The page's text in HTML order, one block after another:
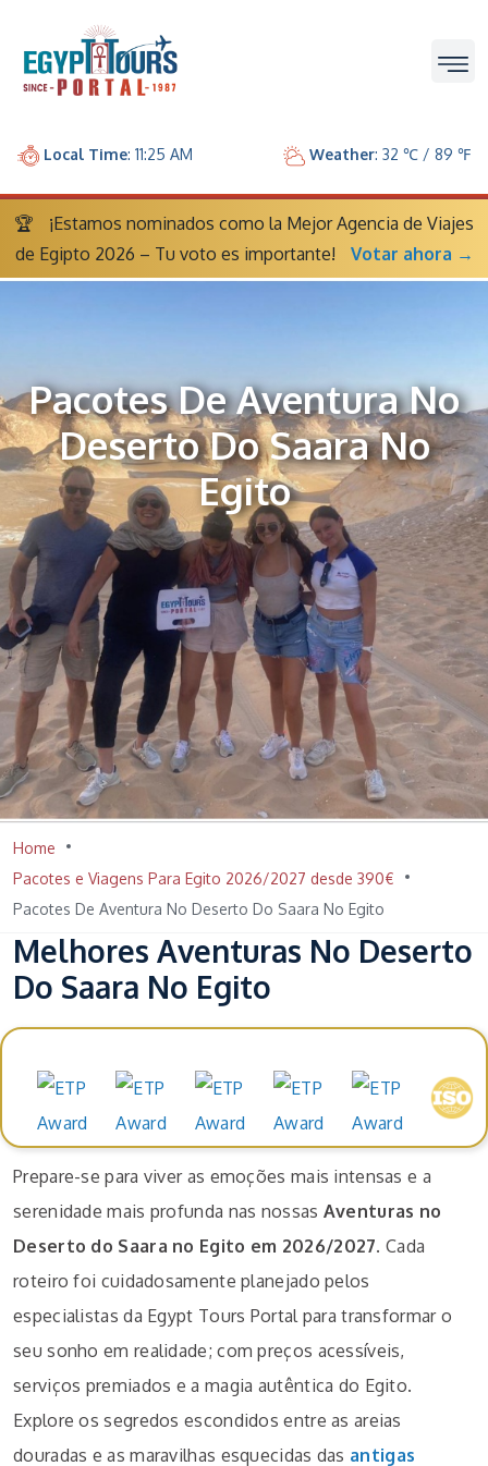
Local Time: 11:25 AM Weather: 32 ℃ / 89 ℉
🏆
¡Estamos nominados como la Mejor Agencia de Viajes
de Egipto 2026 – Tu voto es importante!
Votar ahora →
Pacotes De Aventura No
Deserto Do Saara No
Egito
Home
Pacotes e Viagens Para Egito 2026/2027 desde 390€
Pacotes De Aventura No Deserto Do Saara No Egito
Melhores Aventuras No Deserto
Do Saara No Egito
Prepare-se para viver as emoções mais intensas e a
serenidade mais profunda nas nossas Aventuras no
Deserto do Saara no Egito em 2026/2027. Cada
roteiro foi cuidadosamente planejado pelos
especialistas da Egypt Tours Portal para transformar o
seu sonho em realidade; com preços acessíveis,
serviços premiados e a magia autêntica do Egito.
Explore os segredos escondidos entre as areias
douradas e as maravilhas esquecidas das antigas